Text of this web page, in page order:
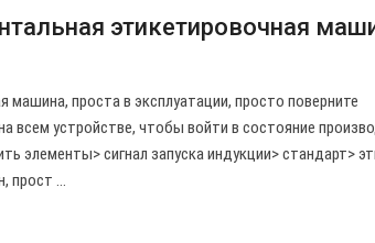
этикетировочная
проста в эксплуатации, просто поверните
устройстве, чтобы войти в состояние
элементы> сигнал запуска индукции> стандарт>
прост ...